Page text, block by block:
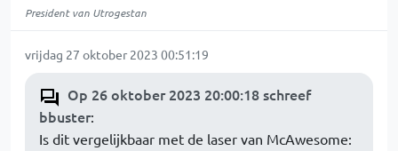
President van Utrogestan
vrijdag 27 oktober 2023 00:51:19
Op 26 oktober 2023 20:00:18 schreef
bbuster:
Is dit vergelijkbaar met de laser van McAwesome: